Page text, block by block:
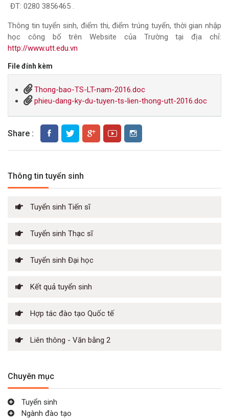
ĐT: 0280 3856465 .
Thông tin tuyển sinh, điểm thi, điểm trúng tuyển, thời gian nhập
học công bố trên Website của Trường tại địa chỉ:
http://www.utt.edu.vn
File đính kèm
Thong-bao-TS-LT-nam-2016.doc
phieu-dang-ky-du-tuyen-ts-lien-thong-utt-2016.doc
Share :
Thông tin tuyển sinh
Tuyển sinh Tiến sĩ
Tuyển sinh Thạc sĩ
Tuyển sinh Đại học
Kết quả tuyển sinh
Hợp tác đào tạo Quốc tế
Liên thông - Văn bằng 2
Chuyên mục
Tuyển sinh
Ngành đào tạo